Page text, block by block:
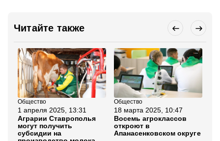
Читайте также
Общество
1 апреля 2025, 13:31
Аграрии Ставрополья
могут получить
субсидии на
Общество
18 марта 2025, 10:47
Восемь агроклассов
откроют в
Апанасенковском округе